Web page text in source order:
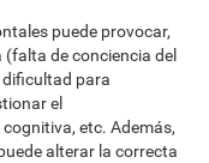
puede provocar,
de conciencia del
para
el
etc. Además,
alterar la correcta